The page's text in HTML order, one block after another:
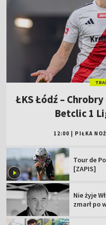
ŁKS Łódź –
Betclic 1
12:00 PIŁKA
Tour de
[ZAPIS]
Nie żyje
zmarł po